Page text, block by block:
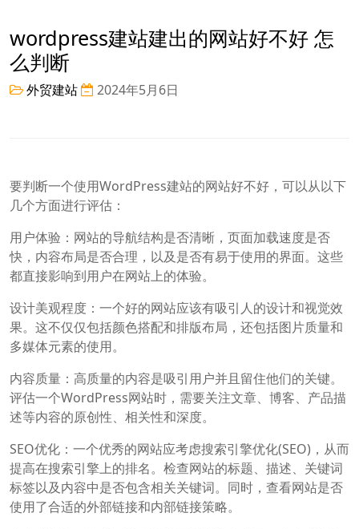
wordpress建站建出的网站好不好 怎
么判断
外贸建站 2024年5月6日
要判断一个使用WordPress建站的网站好不好，可以从以下
几个方面进行评估：
用户体验：网站的导航结构是否清晰，页面加载速度是否
快，内容布局是否合理，以及是否有易于使用的界面。这些
都直接影响到用户在网站上的体验。
设计美观程度：一个好的网站应该有吸引人的设计和视觉效
果。这不仅仅包括颜色搭配和排版布局，还包括图片质量和
多媒体元素的使用。
内容质量：高质量的内容是吸引用户并且留住他们的关键。
评估一个WordPress网站时，需要关注文章、博客、产品描
述等内容的原创性、相关性和深度。
SEO优化：一个优秀的网站应考虑搜索引擎优化(SEO)，从而
提高在搜索引擎上的排名。检查网站的标题、描述、关键词
标签以及内容中是否包含相关关键词。同时，查看网站是否
使用了合适的外部链接和内部链接策略。